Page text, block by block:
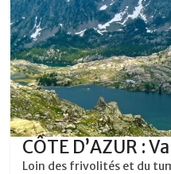
CÔTE D’AZUR :
Loin des frivolités et du